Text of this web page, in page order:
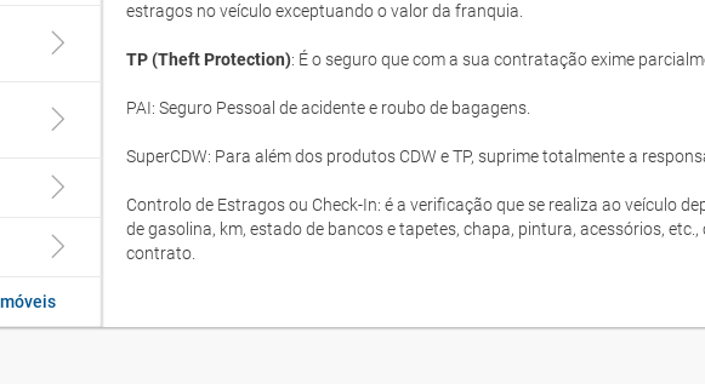
estragos no veículo exceptuando o valor da franquia.
TP (Theft Protection): É o seguro que com a sua contratação exime
PAI: Seguro Pessoal de acidente e roubo de bagagens.
SuperCDW: Para além dos produtos CDW e TP, suprime totalmente a
Controlo de Estragos ou Check-In: é a verificação que se realiza ao veículo
de gasolina, km, estado de bancos e tapetes, chapa, pintura, acessórios,
contrato.